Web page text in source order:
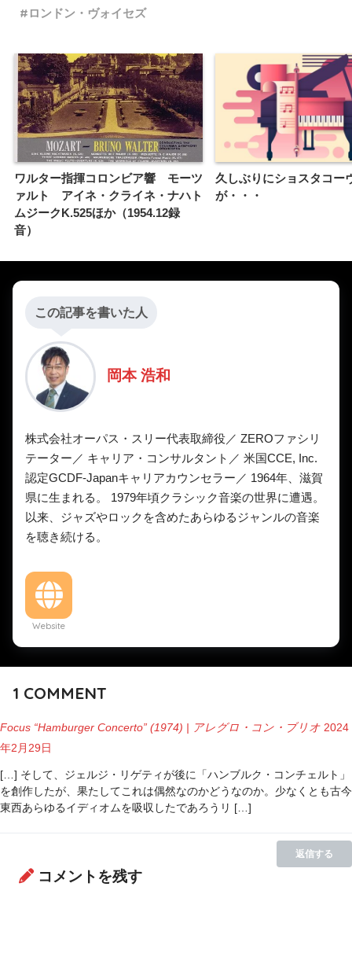
ロンドン・ヴォイセズ
ワルター指揮コロンビア響 モーツ
ァルト アイネ・クライネ・ナハト
ムジークK.525ほか（1954.12録
音）
久しぶりにショスタコー
が・・・
この記事を書いた人
岡本 浩和
株式会社オーパス・スリー代表取締役／ ZEROファシリ
テーター／ キャリア・コンサルタント／ 米国CCE, Inc.
認定GCDF-Japanキャリアカウンセラー／ 1964年、滋賀
県に生まれる。 1979年頃クラシック音楽の世界に遭遇。
以来、ジャズやロックを含めたあらゆるジャンルの音楽
を聴き続ける。
Website
1 COMMENT
Focus “Hamburger Concerto” (1974) | アレグロ・コン・ブリオ 2024
年2月29日
[…] そして、ジェルジ・リゲティが後に「ハンブルク・コンチェルト」
を創作したが、果たしてこれは偶然なのかどうなのか。少なくとも古今
東西あらゆるイディオムを吸収したであろうリ […]
返信する
コメントを残す